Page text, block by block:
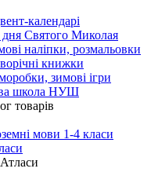
календарі
Святого Миколая
наліпки, розмальовки
книжки
зимові ігри
школа НУШ
товарів
мови 1-4 класи
Атласи